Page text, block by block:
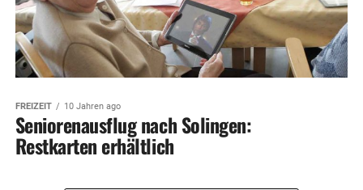
FREIZEIT 10 Jahren ago
Seniorenausflug nach Solingen:
Restkarten erhältlich